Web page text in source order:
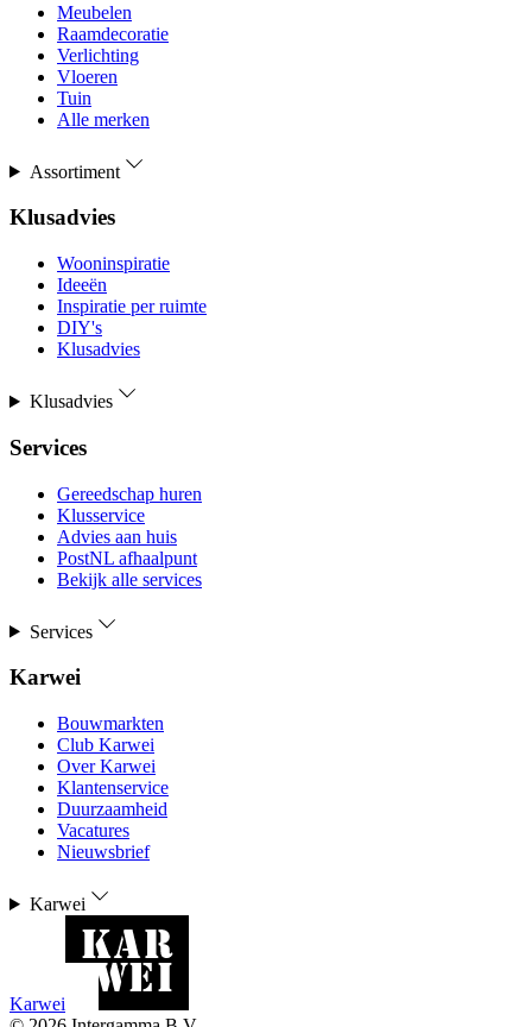
Meubelen
Raamdecoratie
Verlichting
Vloeren
Tuin
Alle merken
Assortiment
Klusadvies
Wooninspiratie
Ideeën
Inspiratie per ruimte
DIY's
Klusadvies
Klusadvies
Services
Gereedschap huren
Klusservice
Advies aan huis
PostNL afhaalpunt
Bekijk alle services
Services
Karwei
Bouwmarkten
Club Karwei
Over Karwei
Klantenservice
Duurzaamheid
Vacatures
Nieuwsbrief
Karwei
Karwei